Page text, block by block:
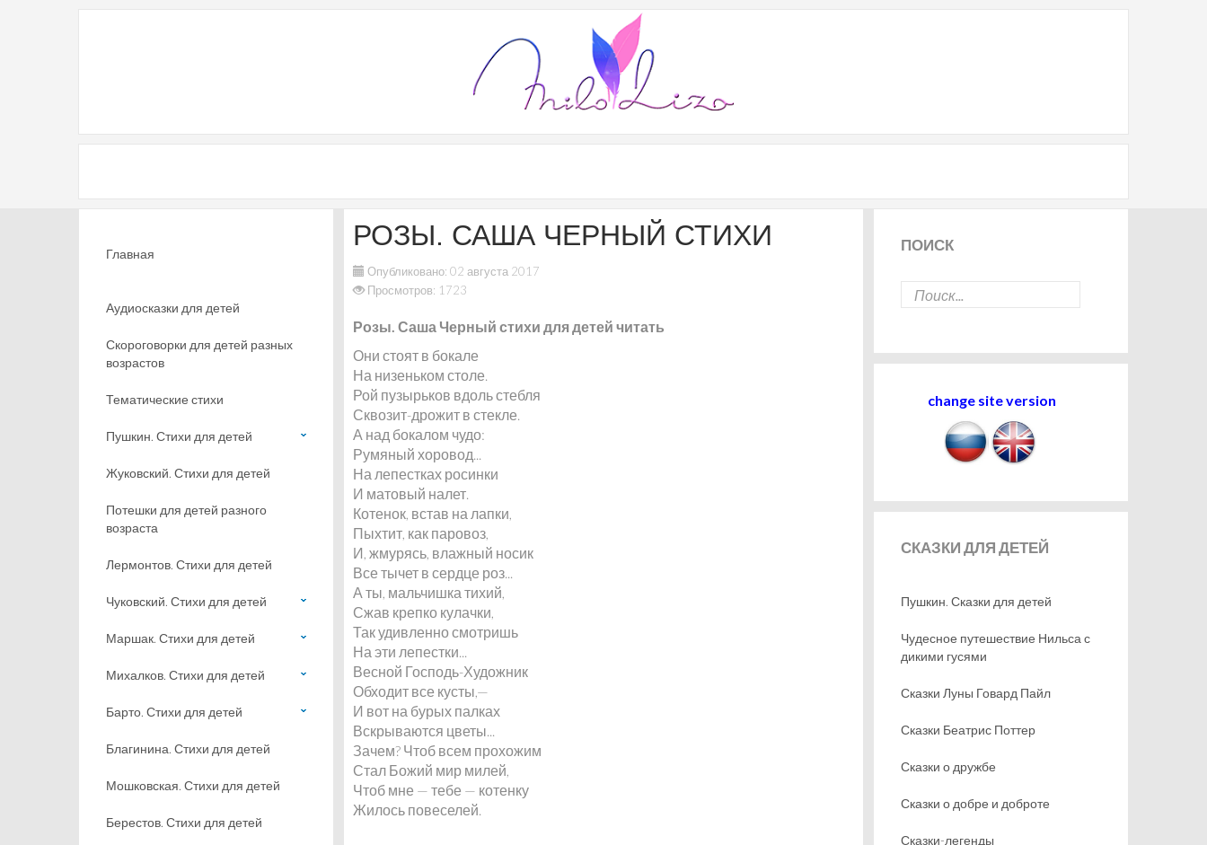
РОЗЫ. САША ЧЕРНЫЙ СТИХИ
Опубликовано: 02 августа 2017
Просмотров: 1723
Розы. Саша Черный стихи для детей читать
Они стоят в бокале
На низеньком столе.
Рой пузырьков вдоль стебля
Сквозит-дрожит в стекле.
А над бокалом чудо:
Румяный хоровод...
На лепестках росинки
И матовый налет.
Котенок, встав на лапки,
Пыхтит, как паровоз,
И, жмурясь, влажный носик
Все тычет в сердце роз...
А ты, мальчишка тихий,
Сжав крепко кулачки,
Так удивленно смотришь
На эти лепестки...
Весной Господь-Художник
Обходит все кусты,—
И вот на бурых палках
Вскрываются цветы...
Зачем? Чтоб всем прохожим
Стал Божий мир милей,
Чтоб мне — тебе — котенку
Жилось повеселей.
Главная
Аудиосказки для детей
Скороговорки для детей разных
возрастов
Тематические стихи
Пушкин. Стихи для детей
Жуковский. Стихи для детей
Потешки для детей разного
возраста
Лермонтов. Стихи для детей
Чуковский. Стихи для детей
Маршак. Стихи для детей
Михалков. Стихи для детей
Барто. Стихи для детей
Благинина. Стихи для детей
Мошковская. Стихи для детей
Берестов. Стихи для детей
ПОИСК
change site version
СКАЗКИДЛЯ ДЕТЕЙ
Пушкин. Сказки для детей
Чудесное путешествие Нильса с
дикими гусями
Сказки Луны Говард Пайл
Сказки Беатрис Поттер
Сказки о дружбе
Сказки о добре и доброте
Сказки-легенды